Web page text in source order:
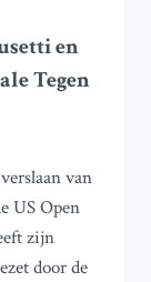
en
Tegen
van
US Open
zijn
door de